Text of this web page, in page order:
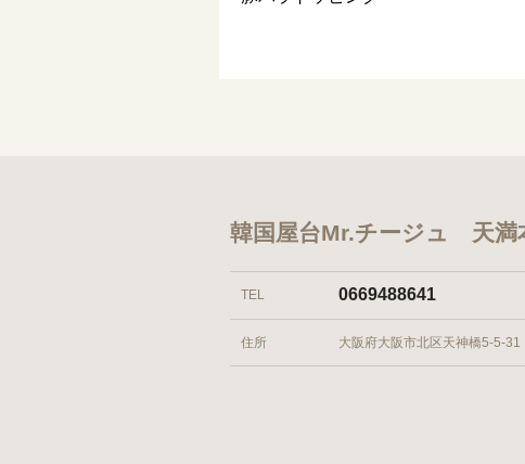
韓国屋台Mr.チージュ 天
TEL 0669488641
住所 大阪府大阪市北区天神橋5-5-31